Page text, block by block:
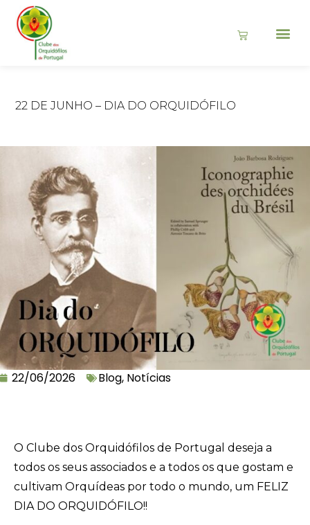
22 DE JUNHO – DIA DO ORQUIDÓFILO
22/06/2026 Blog, Notícias
O Clube dos Orquidófilos de Portugal deseja a
todos os seus associados e a todos os que gostam e
cultivam Orquídeas por todo o mundo, um FELIZ
DIA DO ORQUIDÓFILO!!